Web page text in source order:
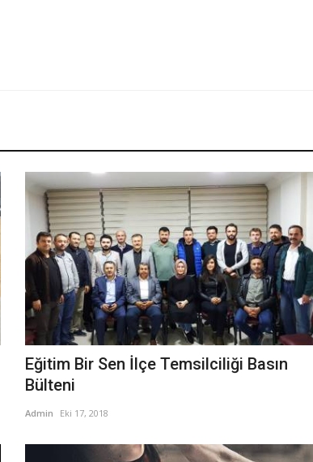
Eğitim Bir Sen İlçe Temsilciliği Basın
Bülteni
Admin Eki 17, 2018